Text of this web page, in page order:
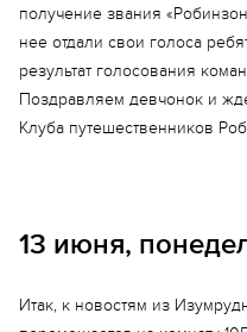
Андрей Ушаков
получение звания
нее отдали свои голоса
результат голосования
Поздравляем девчонок и
Клуба путешественников
13 июня,
Итак, к новостям из